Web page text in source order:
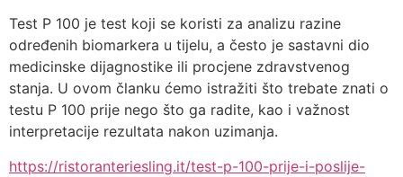
Test P 100 je test koji se koristi za analizu razine
određenih biomarkera u tijelu, a često je sastavni dio
medicinske dijagnostike ili procjene zdravstvenog
stanja. U ovom članku ćemo istražiti što trebate znati o
testu P 100 prije nego što ga radite, kao i važnost
interpretacije rezultata nakon uzimanja.
https://ristoranteriesling.it/test-p-100-prije-i-poslije-